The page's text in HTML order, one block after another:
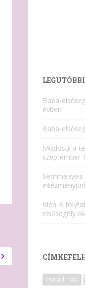
Baba-
évben
Baba-
Módosul a
szeptember
Idén is
elsősegély
családi nap